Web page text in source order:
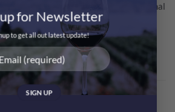
for Newsletter
to get all out latest update!
權威賽事Gilbert & Gaillard International
單 / 查詢